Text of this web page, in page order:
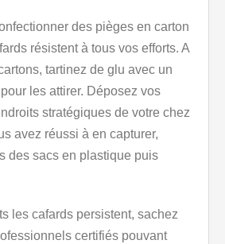
des pièges en carton
résistent à tous vos efforts. A
tartinez de glu avec un
les attirer. Déposez vos
stratégiques de votre chez
avez réussi à en capturer,
des sacs en plastique puis
les cafards persistent, sachez
certifiés pouvant